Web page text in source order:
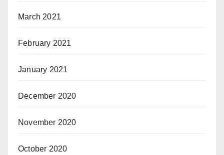
March 2021
February 2021
January 2021
December 2020
November 2020
October 2020